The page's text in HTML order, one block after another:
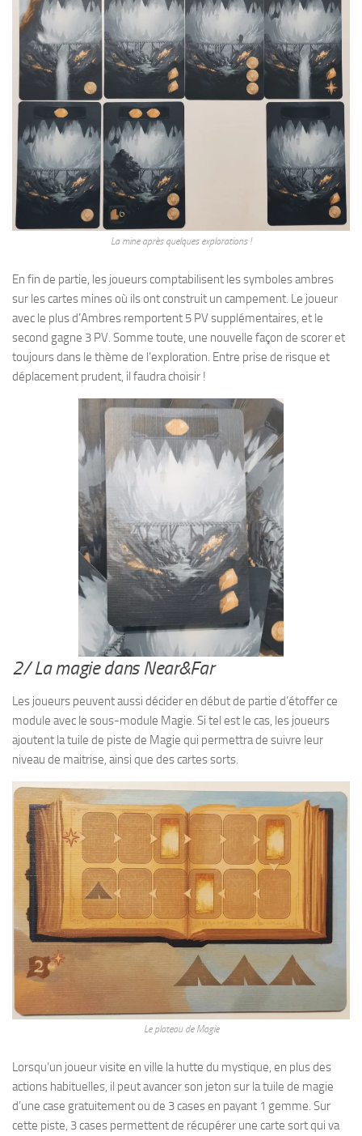
La mine après quelques explorations !
En fin de partie, les joueurs comptabilisent les symboles ambres
sur les cartes mines où ils ont construit un campement. Le joueur
avec le plus d’Ambres remportent 5 PV supplémentaires, et le
second gagne 3 PV. Somme toute, une nouvelle façon de scorer et
toujours dans le thème de l’exploration. Entre prise de risque et
déplacement prudent, il faudra choisir !
2/ La magie dans Near&Far
Les joueurs peuvent aussi décider en début de partie d’étoffer ce
module avec le sous-module Magie. Si tel est le cas, les joueurs
ajoutent la tuile de piste de Magie qui permettra de suivre leur
niveau de maitrise, ainsi que des cartes sorts.
Le plateau de Magie
Lorsqu’un joueur visite en ville la hutte du mystique, en plus des
actions habituelles, il peut avancer son jeton sur la tuile de magie
d’une case gratuitement ou de 3 cases en payant 1 gemme. Sur
cette piste, 3 cases permettent de récupérer une carte sort qui va